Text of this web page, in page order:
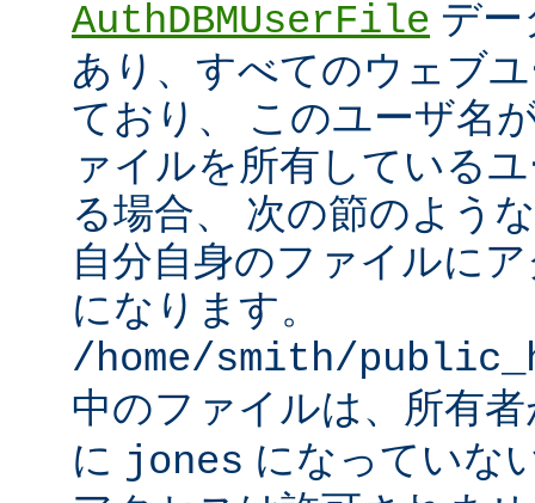
AuthDBMUserFile デ
あり、すべてのウェブ
ており、 このユーザ名
ァイルを所有している
る場合、 次の節のよう
自分自身のファイルに
になります。
/home/smith/
中のファイルは、所有
に jones になっていな